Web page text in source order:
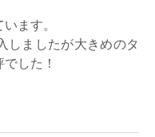
ます。
しましたが大きめのタ
した！